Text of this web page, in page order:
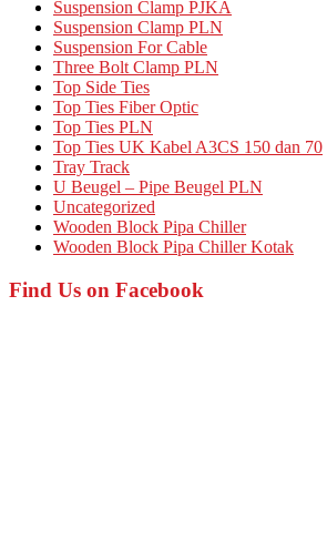
Suspension Clamp PJKA
Suspension Clamp PLN
Suspension For Cable
Three Bolt Clamp PLN
Top Side Ties
Top Ties Fiber Optic
Top Ties PLN
Top Ties UK Kabel A3CS 150 dan 70
Tray Track
U Beugel – Pipe Beugel PLN
Uncategorized
Wooden Block Pipa Chiller
Wooden Block Pipa Chiller Kotak
Find Us on Facebook